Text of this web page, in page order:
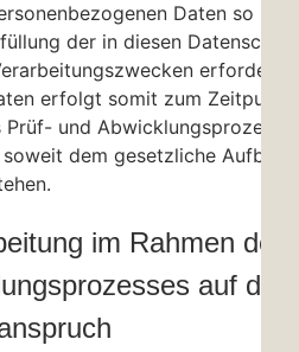
Daten so
der in diesen
erfolgt somit zum Zeitpunkt
Prüf- und
soweit dem gesetzliche
im Rahmen des
auf